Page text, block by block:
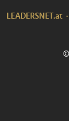
LEADERSNET.at
©